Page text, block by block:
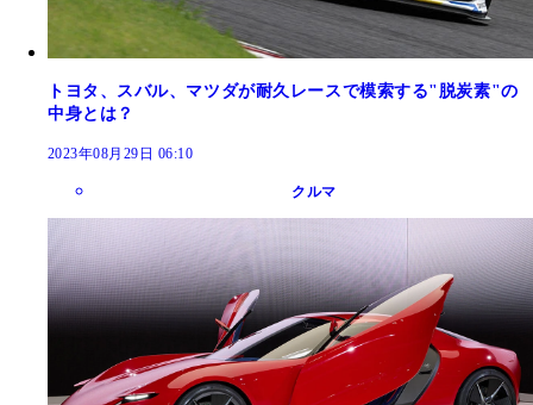
トヨタ、スバル、マツダが耐久レースで模索する"脱炭素"の
中身とは？
2023年08月29日 06:10
クルマ